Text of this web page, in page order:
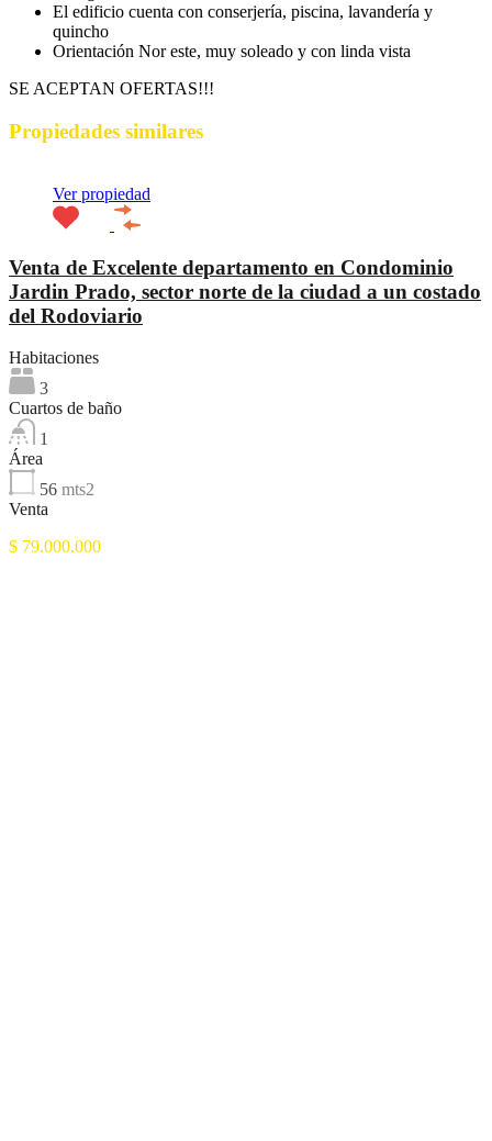
El edificio cuenta con conserjería, piscina, lavandería y
quincho
Orientación Nor este, muy soleado y con linda vista
SE ACEPTAN OFERTAS!!!
Propiedades similares
Ver propiedad
Venta de Excelente departamento en Condominio
Jardin Prado, sector norte de la ciudad a un costado
del Rodoviario
Habitaciones
3
Cuartos de baño
1
Área
56 mts2
Venta
$ 79.000.000